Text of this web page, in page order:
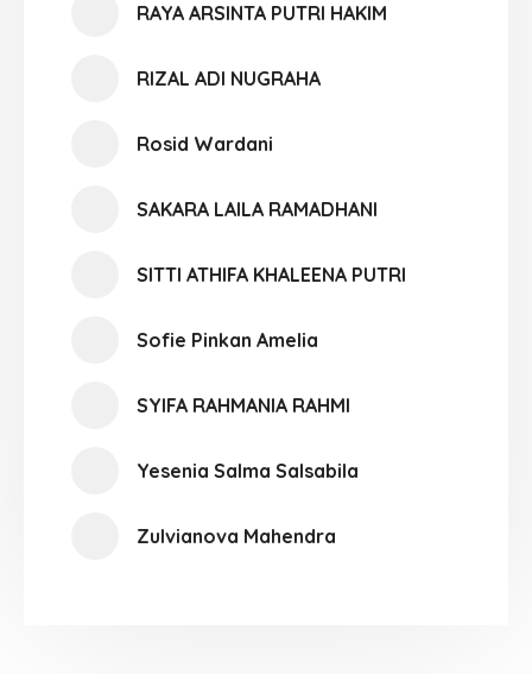
RAYA ARSINTA PUTRI HAKIM
RIZAL ADI NUGRAHA
Rosid Wardani
SAKARA LAILA RAMADHANI
SITTI ATHIFA KHALEENA PUTRI
Sofie Pinkan Amelia
SYIFA RAHMANIA RAHMI
Yesenia Salma Salsabila
Zulvianova Mahendra